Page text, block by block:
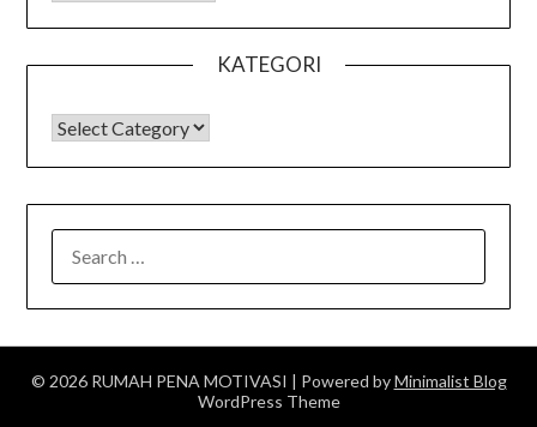
KATEGORI
KATEGORI
FOR:
© 2026 RUMAH PENA MOTIVASI | Powered byMinimalist Blog
WordPress Theme